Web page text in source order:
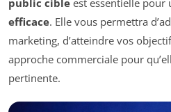
public cible est essentielle pour
efficace. Elle vous permettra
marketing, d’atteindre vos
approche commerciale pour
pertinente.